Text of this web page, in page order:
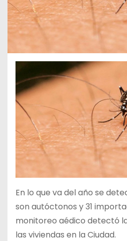
En lo que va del año se
son autóctonos y 31
monitoreo aédico detectó
las viviendas en la Ciudad.